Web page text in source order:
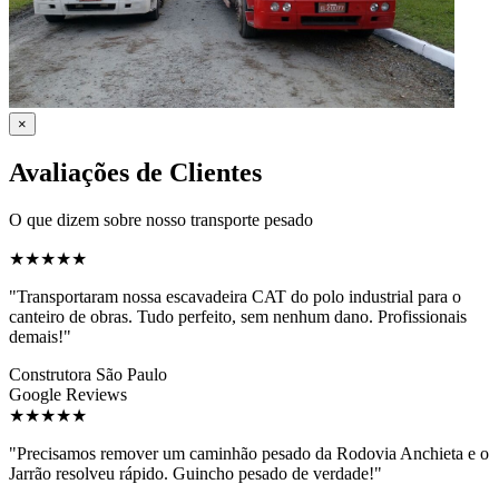
×
Avaliações de Clientes
O que dizem sobre nosso transporte pesado
★★★★★
"Transportaram nossa escavadeira CAT do polo industrial para o
canteiro de obras. Tudo perfeito, sem nenhum dano. Profissionais
demais!"
Construtora São Paulo
Google Reviews
★★★★★
"Precisamos remover um caminhão pesado da Rodovia Anchieta e o
Jarrão resolveu rápido. Guincho pesado de verdade!"